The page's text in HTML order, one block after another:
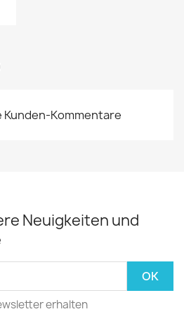
Kunden-Kommentare
Neuigkeiten und
erhalten